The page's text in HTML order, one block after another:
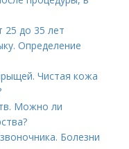
25 до 35 лет
Определение
Чистая кожа
Можно ли
Болезни